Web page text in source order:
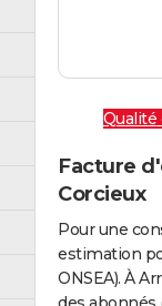
Qualité
Facture
Corcieux
Pour une
estimation
ONSEA). À